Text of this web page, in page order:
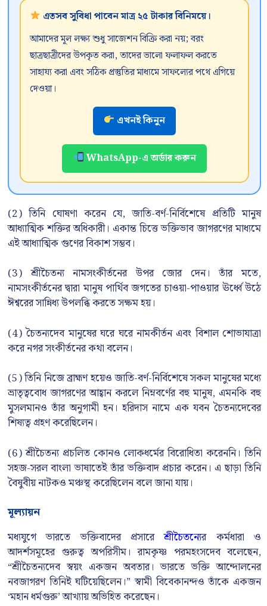
এতসব সুবিধা পাবেন মাত্র ২৫ টাকার বিনিময়ে।
আমাদের মূল লক্ষ্য শুধু সাজেশন বিক্রি করা নয়; বরং
ছাত্রছাত্রীদের উপকৃত করা, তাদের ভালো ফলাফল করতে
সাহায্য করা এবং সঠিক প্রস্তুতির মাধ্যমে সাফল্যের পথে এগিয়ে
দেওয়া।
এখনই কিনুন
WhatsApp-এ অর্ডার করুন
(2) তিনি ঘোষণা করেন যে, জাতি-বর্ণ-নির্বিশেষে প্রতিটি মানুষ
আধ্যাত্মিক শক্তির অধিকারী। একান্ত চিত্তে ভক্তিভাব জাগরণের মাধ্যমে
এই আধ্যাত্মিক গুণের বিকাশ সম্ভব।
(3) শ্রীচৈতন্য নামসংকীর্তনের উপর জোর দেন। তাঁর মতে,
নামসংকীর্তনের দ্বারা মানুষ পার্থিব জগতের চাওয়া-পাওয়ার ঊর্ধ্বে উঠে
ঈশ্বরের সান্নিধ্য উপলব্ধি করতে সক্ষম হয়।
(4) চৈতন্যদেব মানুষের ঘরে ঘরে নামকীর্তন এবং বিশাল শোভাযাত্রা
করে নগর সংকীর্তনের কথা বলেন।
(5) তিনি নিজে ব্রাহ্মণ হয়েও জাতি-বর্ণ-নির্বিশেষে সকল মানুষের মধ্যে
ভ্রাতৃত্ববোধ জাগরণের আহ্বান করলে নিম্নবর্ণের বহু মানুষ, এমনকি বহু
মুসলমানও তাঁর অনুগামী হন। হরিদাস নামে এক যবন চৈতন্যদেবের
শিষ্যত্ব গ্রহণ করেছিলেন।
(6) শ্রীচৈতন্য প্রচলিত কোনও লোকধর্মের বিরোধিতা করেননি। তিনি
সহজ-সরল বাংলা ভাষাতেই তাঁর ভক্তিবাদ প্রচার করেন। এ ছাড়া তিনি
বৈষুবীয় নাটকও মঞ্চস্থ করেছিলেন বলে জানা যায়।
মূল্যায়ন
মধ্যযুগে ভারতে ভক্তিবাদের প্রসারেশ্রীচৈতন্যের কর্মধারা ও
আদর্শসমূহের গুরুত্ব অপরিসীম। রামকৃষ্ণ পরমহংসদেব বলেছেন,
“শ্রীচৈতন্যদেব স্বয়ং একজন অবতার। ভারতে ভক্তি আন্দোলনের
নবজাগরণ তিনিই ঘটিয়েছিলেন।” স্বামী বিবেকানন্দও তাঁকে একজন
‘মহান ধর্মগুরু’ আখ্যায় অভিহিত করেছেন।